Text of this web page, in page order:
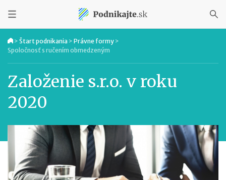
> Štart podnikania > Právne formy >
Spoločnosť s ručením obmedzeným
Založenie s.r.o. v roku
2020